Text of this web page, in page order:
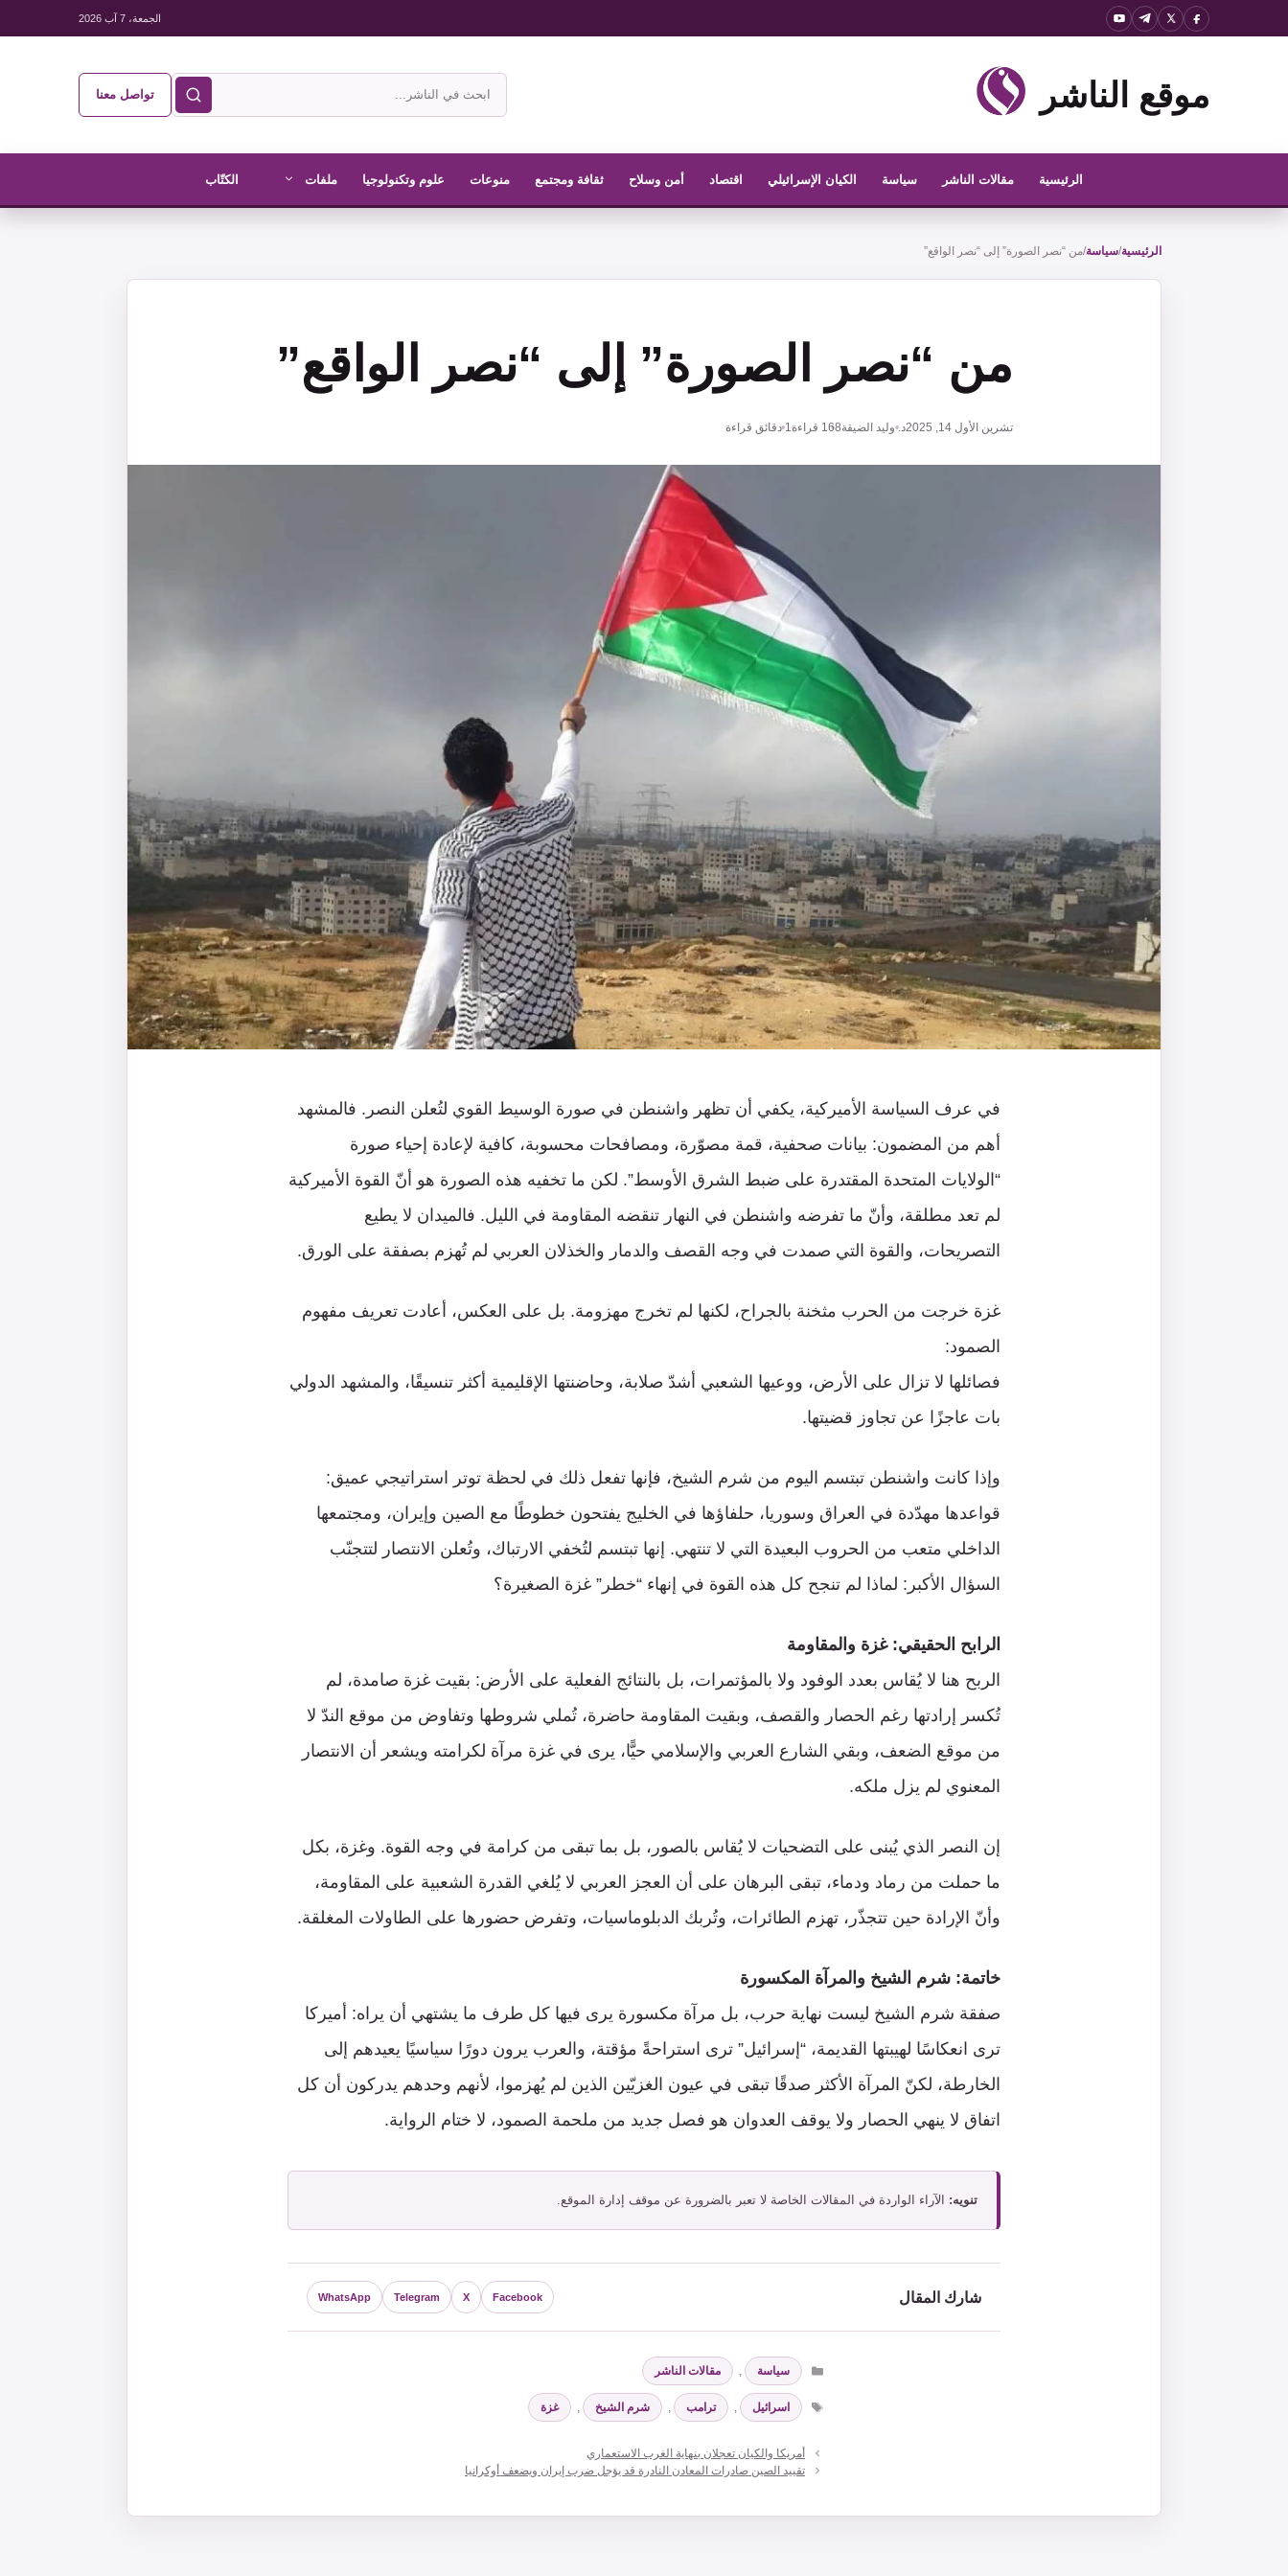
الجمعة، 7 آب 2026
موقع الناشر
ابحث
في
الناشر
تواصل معنا
الرئيسية مقالات الناشر سياسة الكيان الإسرائيلي اقتصاد أمن وسلاح ثقافة ومجتمع منوعات علوم وتكنولوجيا ملفات الكتّاب
الرئيسية/سياسة/من “نصر الصورة” إلى “نصر الواقع”
من “نصر الصورة” إلى “نصر الواقع”
تشرين الأول 14, 2025 د. وليد الضيقة168 قراءة1 دقائق قراءة
في عرف السياسة الأميركية، يكفي أن تظهر واشنطن في صورة الوسيط القوي لتُعلن النصر. فالمشهد
أهم من المضمون: بيانات صحفية، قمة مصوّرة، ومصافحات محسوبة، كافية لإعادة إحياء صورة
“الولايات المتحدة المقتدرة على ضبط الشرق الأوسط”. لكن ما تخفيه هذه الصورة هو أنّ القوة الأميركية
لم تعد مطلقة، وأنّ ما تفرضه واشنطن في النهار تنقضه المقاومة في الليل. فالميدان لا يطيع
التصريحات، والقوة التي صمدت في وجه القصف والدمار والخذلان العربي لم تُهزم بصفقة على الورق.
غزة خرجت من الحرب مثخنة بالجراح، لكنها لم تخرج مهزومة. بل على العكس، أعادت تعريف مفهوم
الصمود:
فصائلها لا تزال على الأرض، ووعيها الشعبي أشدّ صلابة، وحاضنتها الإقليمية أكثر تنسيقًا، والمشهد الدولي
بات عاجزًا عن تجاوز قضيتها.
وإذا كانت واشنطن تبتسم اليوم من شرم الشيخ، فإنها تفعل ذلك في لحظة توتر استراتيجي عميق:
قواعدها مهدّدة في العراق وسوريا، حلفاؤها في الخليج يفتحون خطوطًا مع الصين وإيران، ومجتمعها
الداخلي متعب من الحروب البعيدة التي لا تنتهي. إنها تبتسم لتُخفي الارتباك، وتُعلن الانتصار لتتجنّب
السؤال الأكبر: لماذا لم تنجح كل هذه القوة في إنهاء “خطر” غزة الصغيرة؟
الرابح الحقيقي: غزة والمقاومة
الربح هنا لا يُقاس بعدد الوفود ولا بالمؤتمرات، بل بالنتائج الفعلية على الأرض: بقيت غزة صامدة، لم
تُكسر إرادتها رغم الحصار والقصف، وبقيت المقاومة حاضرة، تُملي شروطها وتفاوض من موقع الندّ لا
من موقع الضعف، وبقي الشارع العربي والإسلامي حيًّا، يرى في غزة مرآة لكرامته ويشعر أن الانتصار
المعنوي لم يزل ملكه.
إن النصر الذي يُبنى على التضحيات لا يُقاس بالصور، بل بما تبقى من كرامة في وجه القوة. وغزة، بكل
ما حملت من رماد ودماء، تبقى البرهان على أن العجز العربي لا يُلغي القدرة الشعبية على المقاومة،
وأنّ الإرادة حين تتجذّر، تهزم الطائرات، وتُربك الدبلوماسيات، وتفرض حضورها على الطاولات المغلقة.
خاتمة: شرم الشيخ والمرآة المكسورة
صفقة شرم الشيخ ليست نهاية حرب، بل مرآة مكسورة يرى فيها كل طرف ما يشتهي أن يراه: أميركا
ترى انعكاسًا لهيبتها القديمة، “إسرائيل” ترى استراحةً مؤقتة، والعرب يرون دورًا سياسيًا يعيدهم إلى
الخارطة، لكنّ المرآة الأكثر صدقًا تبقى في عيون الغزيّين الذين لم يُهزموا، لأنهم وحدهم يدركون أن كل
اتفاق لا ينهي الحصار ولا يوقف العدوان هو فصل جديد من ملحمة الصمود، لا ختام الرواية.
تنويه: الآراء الواردة في المقالات الخاصة لا تعبر بالضرورة عن موقف إدارة الموقع.
شارك المقال Facebook
X
Telegram
WhatsApp
التصنيفات
سياسة ,
مقالات الناشر
الوسوم
اسرائيل , ترامب , شرم الشيخ , غزة
أمريكا والكيان تعجلان بنهاية الغرب الاستعماري
تقييد الصين صادرات المعادن النادرة قد يؤجل ضرب إيران ويضعف أوكرانيا